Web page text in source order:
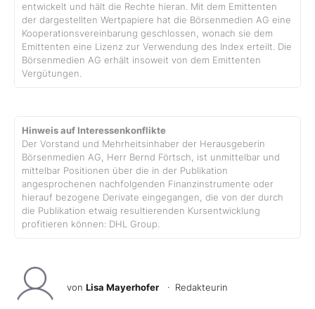
entwickelt und hält die Rechte hieran. Mit dem Emittenten
der dargestellten Wertpapiere hat die Börsenmedien AG eine
Kooperationsvereinbarung geschlossen, wonach sie dem
Emittenten eine Lizenz zur Verwendung des Index erteilt. Die
Börsenmedien AG erhält insoweit von dem Emittenten
Vergütungen.
Hinweis auf Interessenkonflikte
Der Vorstand und Mehrheitsinhaber der Herausgeberin
Börsenmedien AG, Herr Bernd Förtsch, ist unmittelbar und
mittelbar Positionen über die in der Publikation
angesprochenen nachfolgenden Finanzinstrumente oder
hierauf bezogene Derivate eingegangen, die von der durch
die Publikation etwaig resultierenden Kursentwicklung
profitieren können: DHL Group.
von Lisa Mayerhofer · Redakteurin